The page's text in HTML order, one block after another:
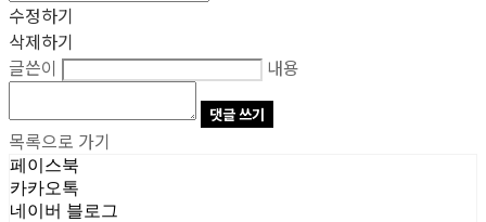
수정하기
삭제하기
글쓴이
내용
댓글 쓰기
목록으로 가기
페이스북
카카오톡
네이버 블로그